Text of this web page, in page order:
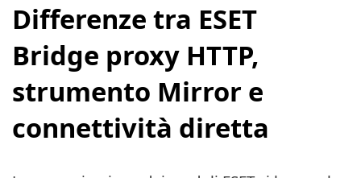
Differenze tra ESET
Bridge proxy HTTP,
strumento Mirror e
connettività diretta